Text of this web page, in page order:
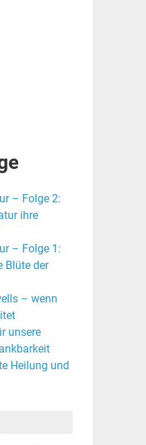
– Folge 2:
ihre
– Folge 1:
Blüte der
– wenn
unsere
Heilung und